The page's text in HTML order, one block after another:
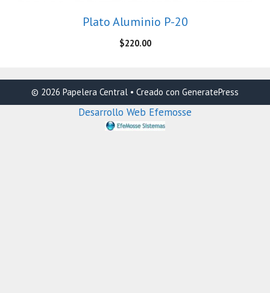
Plato Aluminio P-20
$220.00
© 2026 Papelera Central • Creado con GeneratePress
Desarrollo Web Efemosse